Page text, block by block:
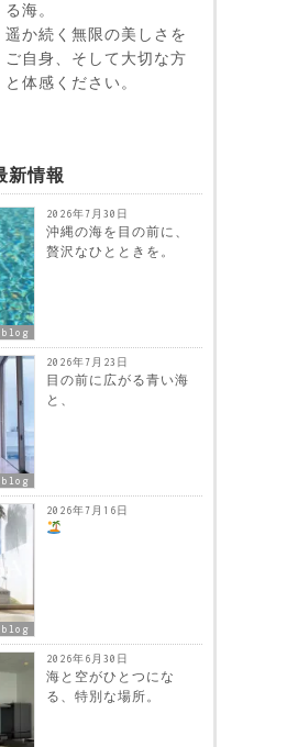
る海。
遥か続く無限の美しさを
ご自身、そして大切な方
と体感ください。
新情報
blog
2026年7月30日
沖縄の海を目の前に、
贅沢なひとときを。
blog
2026年7月23日
目の前に広がる青い海
と、
blog
2026年7月16日
2026年6月30日
海と空がひとつにな
る、特別な場所。